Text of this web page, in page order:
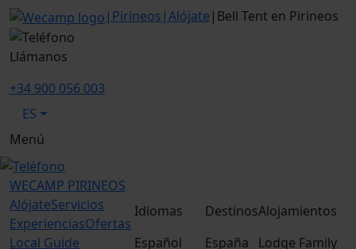
| Pirineos |Alójate | Bell Tent en Pirineos
Llámanos
+34 900 056 003
ES
Menú
WECAMP PIRINEOS
AlójateServicios
ExperienciasOfertas
Local Guide
Idiomas
Español
Destinos
España
Alojamientos
Lodge Family